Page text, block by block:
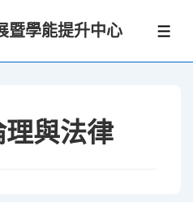
暨學能提升中心
選
理與法律